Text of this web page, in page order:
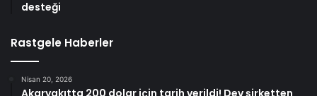
desteği
Rastgele Haberler
Nisan 20, 2026
Akaryakıtta 200 dolar için tarih verildi! Dev şirketten